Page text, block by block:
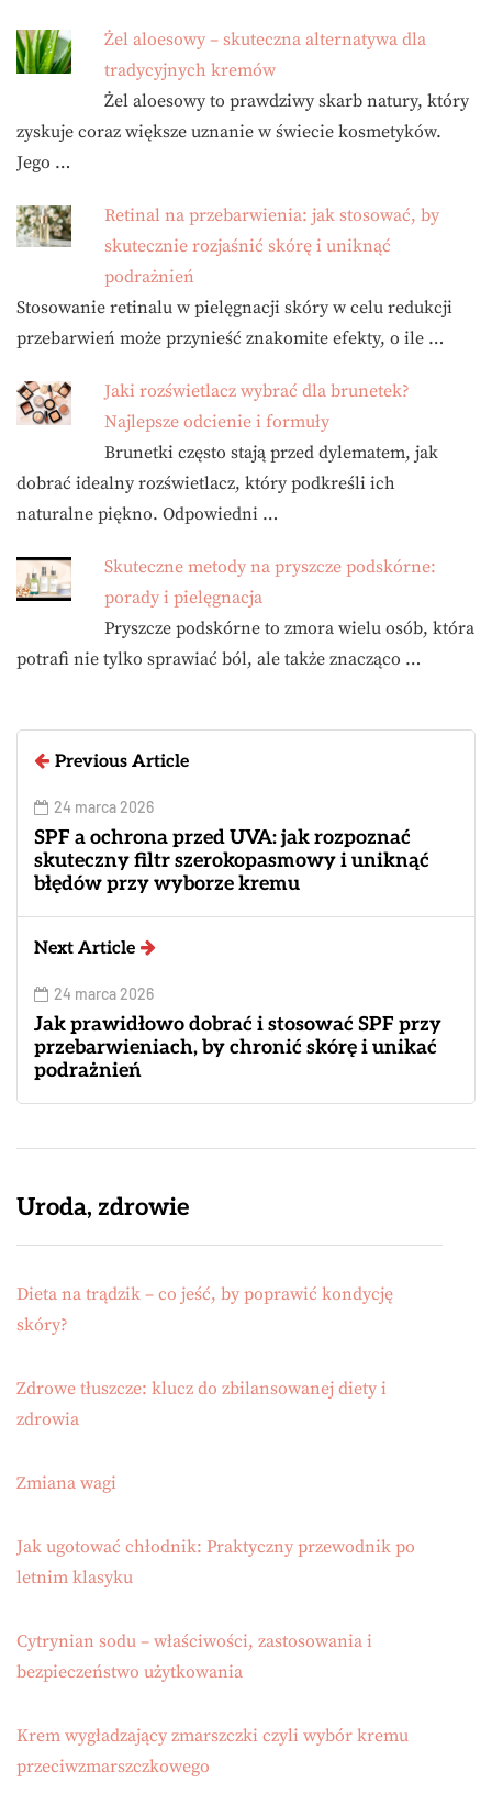
Żel aloesowy – skuteczna alternatywa dla
tradycyjnych kremów
Żel aloesowy to prawdziwy skarb natury, który
zyskuje coraz większe uznanie w świecie kosmetyków.
Jego …
Retinal na przebarwienia: jak stosować, by
skutecznie rozjaśnić skórę i uniknąć
podrażnień
Stosowanie retinalu w pielęgnacji skóry w celu redukcji
przebarwień może przynieść znakomite efekty, o ile …
Jaki rozświetlacz wybrać dla brunetek?
Najlepsze odcienie i formuły
Brunetki często stają przed dylematem, jak
dobrać idealny rozświetlacz, który podkreśli ich
naturalne piękno. Odpowiedni …
Skuteczne metody na pryszcze podskórne:
porady i pielęgnacja
Pryszcze podskórne to zmora wielu osób, która
potrafi nie tylko sprawiać ból, ale także znacząco …
Previous Article
24 marca 2026
SPF a ochrona przed UVA: jak rozpoznać
skuteczny filtr szerokopasmowy i uniknąć
błędów przy wyborze kremu
Next Article
24 marca 2026
Jak prawidłowo dobrać i stosować SPF przy
przebarwieniach, by chronić skórę i unikać
podrażnień
Uroda, zdrowie
Dieta na trądzik – co jeść, by poprawić kondycję
skóry?
Zdrowe tłuszcze: klucz do zbilansowanej diety i
zdrowia
Zmiana wagi
Jak ugotować chłodnik: Praktyczny przewodnik po
letnim klasyku
Cytrynian sodu – właściwości, zastosowania i
bezpieczeństwo użytkowania
Krem wygładzający zmarszczki czyli wybór kremu
przeciwzmarszczkowego